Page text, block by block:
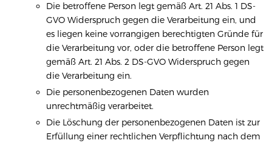
Die betroffene Person legt gemäß Art. 21 Abs. 1 DS-
GVO Widerspruch gegen die Verarbeitung ein, und
es liegen keine vorrangigen berechtigten Gründe für
die Verarbeitung vor, oder die betroffene Person legt
gemäß Art. 21 Abs. 2 DS-GVO Widerspruch gegen
die Verarbeitung ein.
Die personenbezogenen Daten wurden
unrechtmäßig verarbeitet.
Die Löschung der personenbezogenen Daten ist zur
Erfüllung einer rechtlichen Verpflichtung nach dem